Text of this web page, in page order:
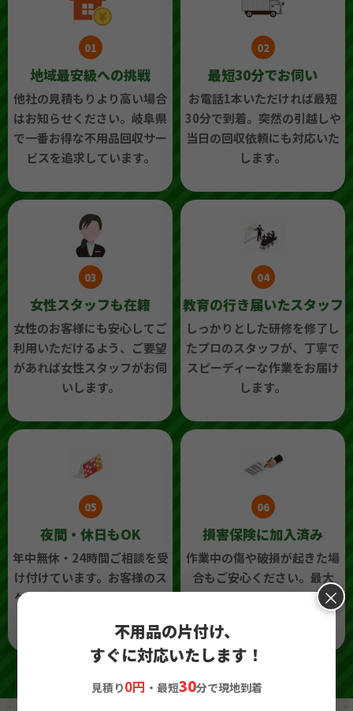
01
地域最安級への挑戦
他社の見積もりより高い場合
はお知らせください。岐阜県
で一番お得な不用品回収サー
ビスを追求しています。
02
最短30分でお伺い
お電話1本いただければ最短
30分で到着。突然の引越しや
当日の回収依頼にも対応いた
します。
03
女性スタッフも在籍
女性のお客様にも安心してご
利用いただけるよう、ご要望
があれば女性スタッフがお伺
いします。
04
教育の行き届いたスタッフ
しっかりとした研修を修了し
たプロのスタッフが、丁寧で
スピーディーな作業をお届け
します。
05
夜間・休日もOK
年中無休・24時間ご相談を受
け付けています。お客様のス
ケジュールに合わせて柔軟に
06
損害保険に加入済み
作業中の傷や破損が起きた場
合もご安心ください。最大
2,000万円の補償で対応いた
×
不用品の片付け、
すぐに対応いたします！
見積り0円 ・最短30分で現地到着